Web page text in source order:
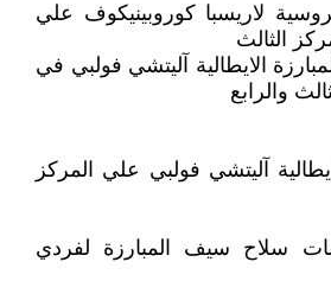
لاريسبا كوروبينيكوف علي
الثالث
الايطالية آليتشي فولبي في
والرابع
آليتشي فولبي علي المركز
سلاح سيف المبارزة لفردي